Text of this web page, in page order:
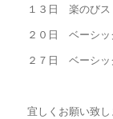
１３日 楽のび
２０日 ベーシ
２７日 ベーシ
宜しくお願い致し